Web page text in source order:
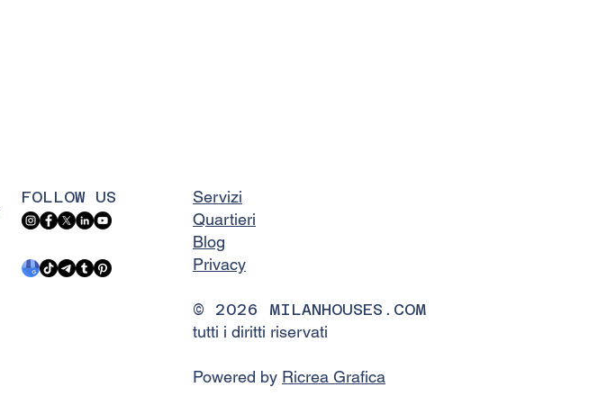
FOLLOW US
Servizi
Quartieri
Blog
Privacy
© 2026 MILANHOUSES.COM
tutti i diritti riservati
Powered by Ricrea Grafica